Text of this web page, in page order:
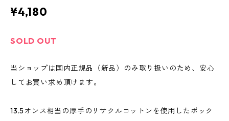
¥4,180
SOLD OUT
当ショップは国内正規品（新品）のみ取り扱いのため、安心
してお買い求め頂けます。
13.5オンス相当の厚手のリサクルコットンを使用したボック